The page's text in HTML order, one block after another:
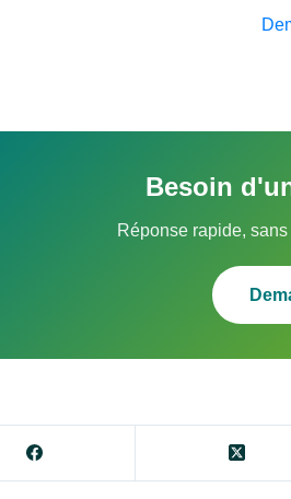
Besoin
Réponse rapide,